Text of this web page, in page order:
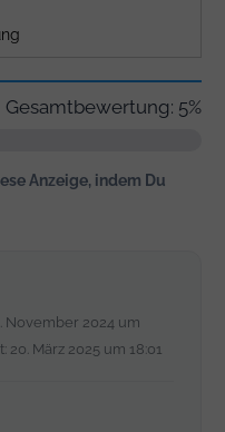
Gesamtbewertung: 5%
Anzeige, indem Du
November 2024 um
März 2025 um 18:01